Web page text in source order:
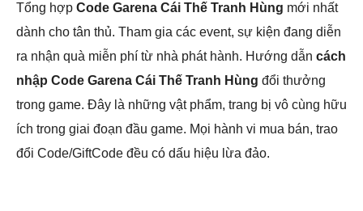
Tổng hợp Code Garena Cái Thế Tranh Hùng mới nhất
dành cho tân thủ. Tham gia các event, sự kiện đang diễn
ra nhận quà miễn phí từ nhà phát hành. Hướng dẫn cách
nhập Code Garena Cái Thế Tranh Hùng đổi thưởng
trong game. Đây là những vật phẩm, trang bị vô cùng hữu
ích trong giai đoạn đầu game. Mọi hành vi mua bán, trao
đổi Code/GiftCode đều có dấu hiệu lừa đảo.